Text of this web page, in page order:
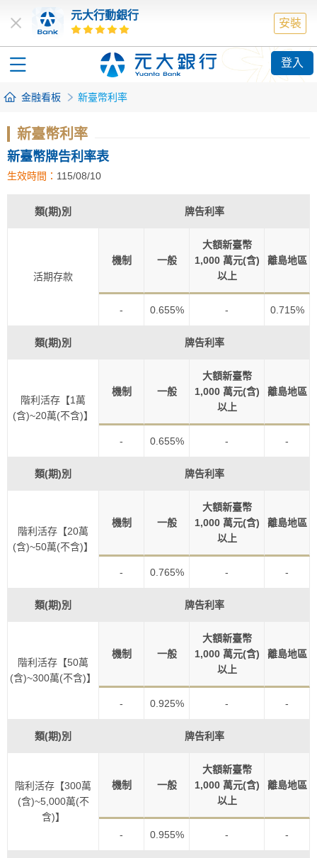
元大行動銀行
安裝
登入
金融看板 新臺幣利率
新臺幣利率
新臺幣牌告利率表
生效時間： 115/08/10
類(期)別 牌告利率
活期存款
機制 一般
大額新臺幣
1,000 萬元(含)
以上
離島地區
- 0.655% - 0.715%
類(期)別 牌告利率
階利活存【1萬
(含)~20萬(不含)】
機制 一般
大額新臺幣
1,000 萬元(含)
以上
離島地區
- 0.655% - -
類(期)別 牌告利率
階利活存【20萬
(含)~50萬(不含)】
機制 一般
大額新臺幣
1,000 萬元(含)
以上
離島地區
- 0.765% - -
類(期)別 牌告利率
階利活存【50萬
(含)~300萬(不含)】
機制 一般
大額新臺幣
1,000 萬元(含)
以上
離島地區
- 0.925% - -
類(期)別 牌告利率
階利活存【300萬
(含)~5,000萬(不
含)】
機制 一般
大額新臺幣
1,000 萬元(含)
以上
離島地區
- 0.955% - -